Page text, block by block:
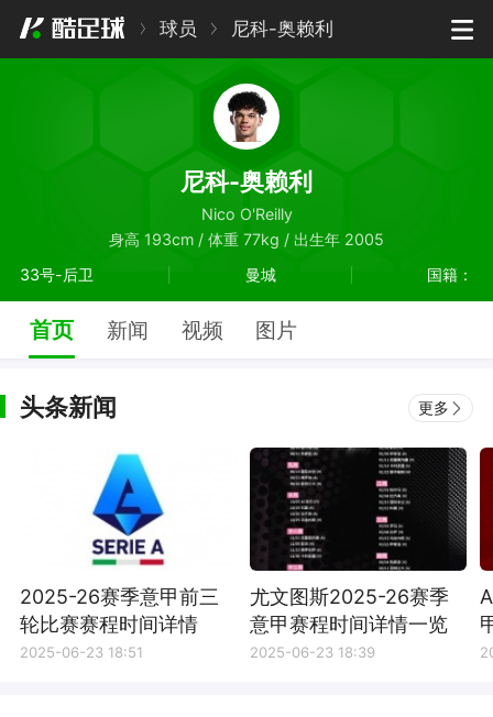
球员 尼科-奥赖利
尼科-奥赖利
Nico O'Reilly
身高 193cm / 体重 77kg / 出生年 2005
33号-后卫
曼城 国籍：
首页 新闻 视频 图片
头条新闻 更多
2025-26赛季意甲前三
轮比赛赛程时间详情
2025-06-23 18:51
尤文图斯2025-26赛季
意甲赛程时间详情一览
2025-06-23 18:39